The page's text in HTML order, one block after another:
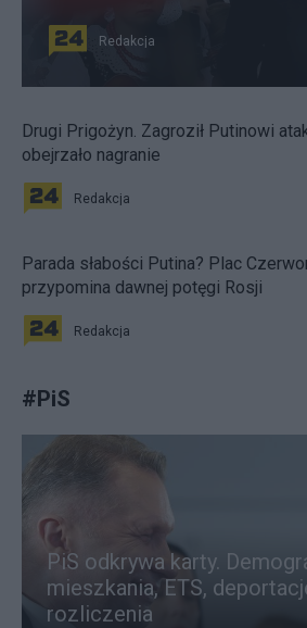
Redakcja
Drugi Prigożyn. Zagroził Putinowi
obejrzało nagranie
Redakcja
Parada słabości Putina? Plac
przypomina dawnej potęgi Rosji
Redakcja
#PiS
PiS odkrywa karty.
mieszkania, ETS,
rozliczenia